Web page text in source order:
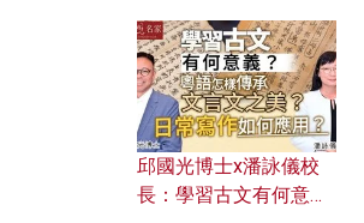
風險攻擊美軍，背後有
何盤算？
邱國光博士x潘詠儀校
長：學習古文有何意